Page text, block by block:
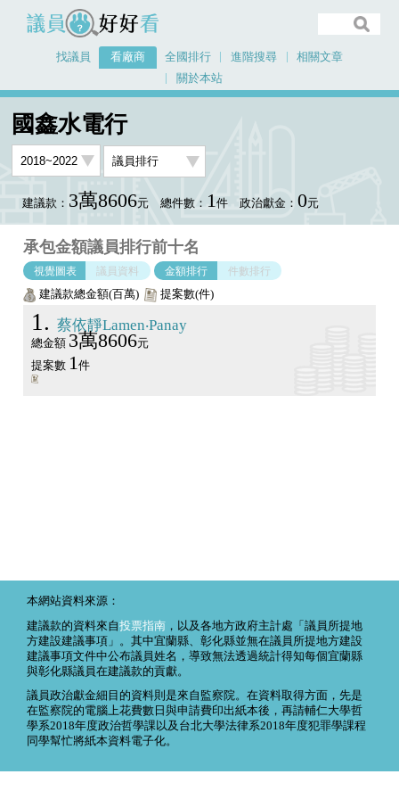
議員好好看
找議員 看廠商 全國排行 進階搜尋
相關文章
關於本站
國鑫水電行
建議款： 3萬8606元 總件數： 1件 政治獻金： 0元
承包金額議員排行前十名
視覺圖表 議員資料 金額排行 件數排行
建議款總金額(百萬) 提案數(件)
1 蔡依靜Lamen‧Panay
總金額 3萬8606元
提案數 1件
本網站資料來源：
建議款的資料來自投票指南 ，以及各地方政府主計處「議員所提地
方建設建議事項」。其中宜蘭縣、彰化縣並無在議員所提地方建設
建議事項文件中公布議員姓名，導致無法透過統計得知每個宜蘭縣
與彰化縣議員在建議款的貢獻。
議員政治獻金細目的資料則是來自監察院。在資料取得方面，先是
在監察院的電腦上花費數日與申請費印出紙本後，再請輔仁大學哲
學系2018年度政治哲學課以及台北大學法律系2018年度犯罪學課程
同學幫忙將紙本資料電子化。